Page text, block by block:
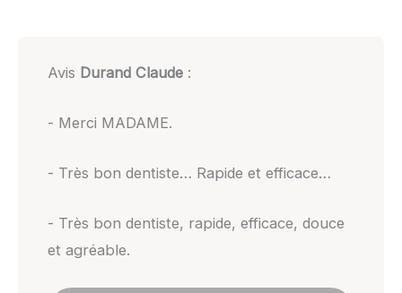
Avis Durand Claude:
- Merci MADAME.
- Très bon dentiste… Rapide et efficace…
- Très bon dentiste, rapide, efficace, douce
et agréable.